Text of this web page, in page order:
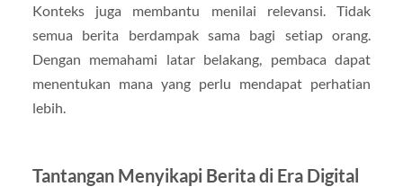
Konteks juga membantu menilai relevansi. Tidak
semua berita berdampak sama bagi setiap orang.
Dengan memahami latar belakang, pembaca dapat
menentukan mana yang perlu mendapat perhatian
lebih.
Tantangan Menyikapi Berita di Era Digital